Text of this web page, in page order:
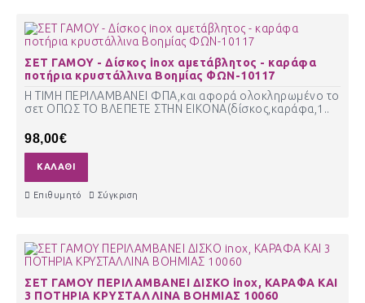
ΣΕΤ ΓΑΜΟΥ - Δίσκος inox αμετάβλητος - καράφα
ποτήρια κρυστάλλινα Βοημίας ΦΩΝ-10117
Η ΤΙΜΗ ΠΕΡΙΛΑΜΒΑΝΕΙ ΦΠΑ,και αφορά ολοκληρωμένο το
σετ ΟΠΩΣ ΤΟ ΒΛΕΠΕΤΕ ΣΤΗΝ ΕΙΚΟΝΑ(δίσκος,καράφα,1..
98,00€
ΚΑΛΆΘΙ
Επιθυμητό Σύγκριση
ΣΕΤ ΓΑΜΟΥ ΠΕΡΙΛΑΜΒΑΝΕΙ ΔΙΣΚΟ inox, ΚΑΡΑΦΑ ΚΑΙ
3 ΠΟΤΗΡΙΑ ΚΡΥΣΤΑΛΛΙΝΑ ΒΟΗΜΙΑΣ 10060